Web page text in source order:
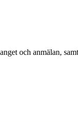
och anmälan,